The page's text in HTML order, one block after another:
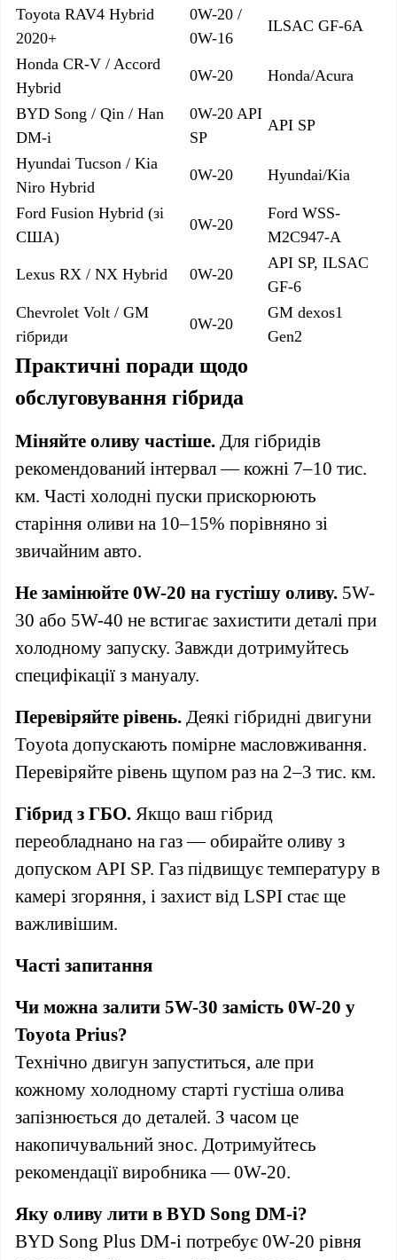
Toyota RAV4 Hybrid
2020+
0W-20 /
0W-16
ILSAC GF-6A
Honda CR-V / Accord
Hybrid
0W-20 Honda/Acura
BYD Song / Qin / Han
DM-i
0W-20 API
SP
API SP
Hyundai Tucson / Kia
Niro Hybrid
0W-20 Hyundai/Kia
Ford Fusion Hybrid (зі
США)
0W-20
Ford WSS-
M2C947-A
Lexus RX / NX Hybrid 0W-20
API SP, ILSAC
GF-6
Chevrolet Volt / GM
гібриди
0W-20
GM dexos1
Gen2
Практичні поради щодо
обслуговування гібрида
Міняйте оливу частіше. Для гібридів
рекомендований інтервал — кожні 7–10 тис.
км. Часті холодні пуски прискорюють
старіння оливи на 10–15% порівняно зі
звичайним авто.
Не замінюйте 0W-20 на густішу оливу. 5W-
30 або 5W-40 не встигає захистити деталі при
холодному запуску. Завжди дотримуйтесь
специфікації з мануалу.
Перевіряйте рівень. Деякі гібридні двигуни
Toyota допускають помірне масловживання.
Перевіряйте рівень щупом раз на 2–3 тис. км.
Гібрид з ГБО. Якщо ваш гібрид
переобладнано на газ — обирайте оливу з
допуском API SP. Газ підвищує температуру в
камері згоряння, і захист від LSPI стає ще
важливішим.
Часті запитання
Чи можна залити 5W-30 замість 0W-20 у
Toyota Prius?
Технічно двигун запуститься, але при
кожному холодному старті густіша олива
запізнюється до деталей. З часом це
накопичувальний знос. Дотримуйтесь
рекомендації виробника — 0W-20.
Яку оливу лити в BYD Song DM-i?
BYD Song Plus DM-i потребує 0W-20 рівня